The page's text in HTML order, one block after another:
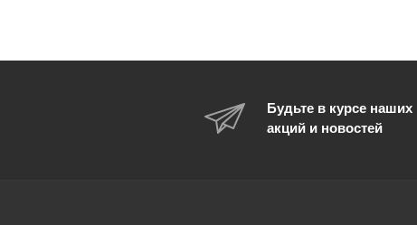
Будьте в курсе наших
акций и новостей